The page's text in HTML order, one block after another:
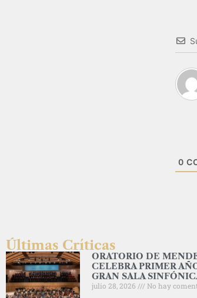
0
Últimas Críticas
ORATORIO DE
CELEBRA PRIMER
GRAN SALA
julio 28, 2026 No hay